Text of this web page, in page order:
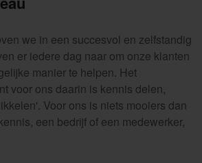
we in een succesvol en zelfstandig
er iedere dag naar om onze klanten
manier te helpen. Het
voor ons daarin is kennis delen,
Voor ons is niets mooiers dan
een bedrijf of een medewerker,